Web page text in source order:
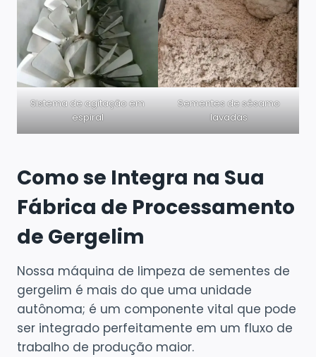
Sistema de agitação em
espiral
Sementes de sésamo
lavadas
Como se Integra na Sua
Fábrica de Processamento
de Gergelim
Nossa máquina de limpeza de sementes de
gergelim é mais do que uma unidade
autônoma; é um componente vital que pode
ser integrado perfeitamente em um fluxo de
trabalho de produção maior.